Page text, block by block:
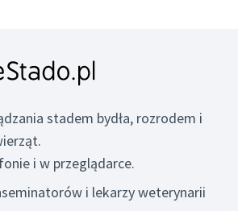
stadem bydła, rozrodem i
i w przeglądarce.
i lekarzy weterynarii